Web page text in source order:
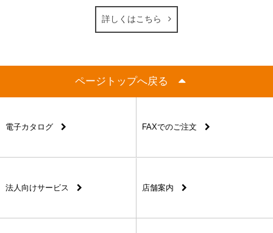
詳しくはこちら
ページトップへ戻る
電子カタログ FAXでのご注文
法人向けサービス 店舗案内